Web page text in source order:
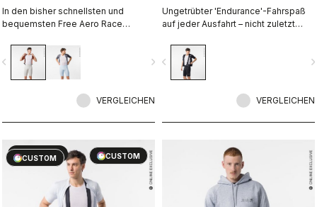
In den bisher schnellsten und
bequemsten Free Aero Race
Tragekomfort und Aerodynamik
miteinander.
navigate_next
VERGLEICHEN
Ungetrübter 'Endurance'-Fahrspaß
auf jeder Ausfahrt – nicht zuletzt
Sitzpolsters von Castelli.
navigate_before
VERGLEICHEN
CUSTOM
sell20% OFF
CUSTOM